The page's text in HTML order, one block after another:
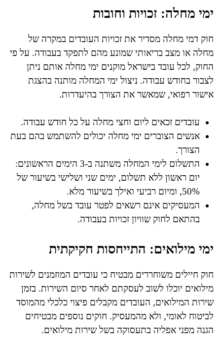
ימי מחלה: זכויות וחובות
חוק דמי מחלה מסדיר את זכויות העובדים במקרה של
מחלה או מצב בריאותי שמונע מהם לתפקד בעבודה. על פי
החוק, לכל עובד בישראל מוקנים ימי מחלה אותם ניתן
לצבור בחודש עבודה. ניצול ימי המחלה מותנה בהצגת
אישור רפואי, שמאשר את הצורך בהיעדרות.
עובדים זכאים ליום וחצי מחלה על כל חודש עבודה.
אנשים הצוברים ימי מחלה יכולים להשתמש בהם בעת
הצורך.
התשלום לימי המחלה משתנה ב-3 הימים הראשונים:
יום ראשון ללא תשלום, ימים שני ושלישי בשיעור של
50%, ומיום רביעי ואילך בשיעור מלא.
המעסיקים אינם רשאים לפטר עובד בשל מחלה,
בהתאם לחוק שוויון זכויות בעבודה.
ימי מילואים: התייחסות חקיקתית
חוק חיילים משוחררים מבטיח כי עובדים המוזמנים לשירות
מילואים יוכלו לשוב לעסקתם לאחר סיום השירות. בזמן
שירות המילואים, העובדים מקבלים פיצוי כלכלי מהמוסד
לביטוח לאומי, ולא מהמעסיק. חוקים נוספים מבטיחים
הגנה מפני אפליה בתעסוקה בשל שירות מילואים.